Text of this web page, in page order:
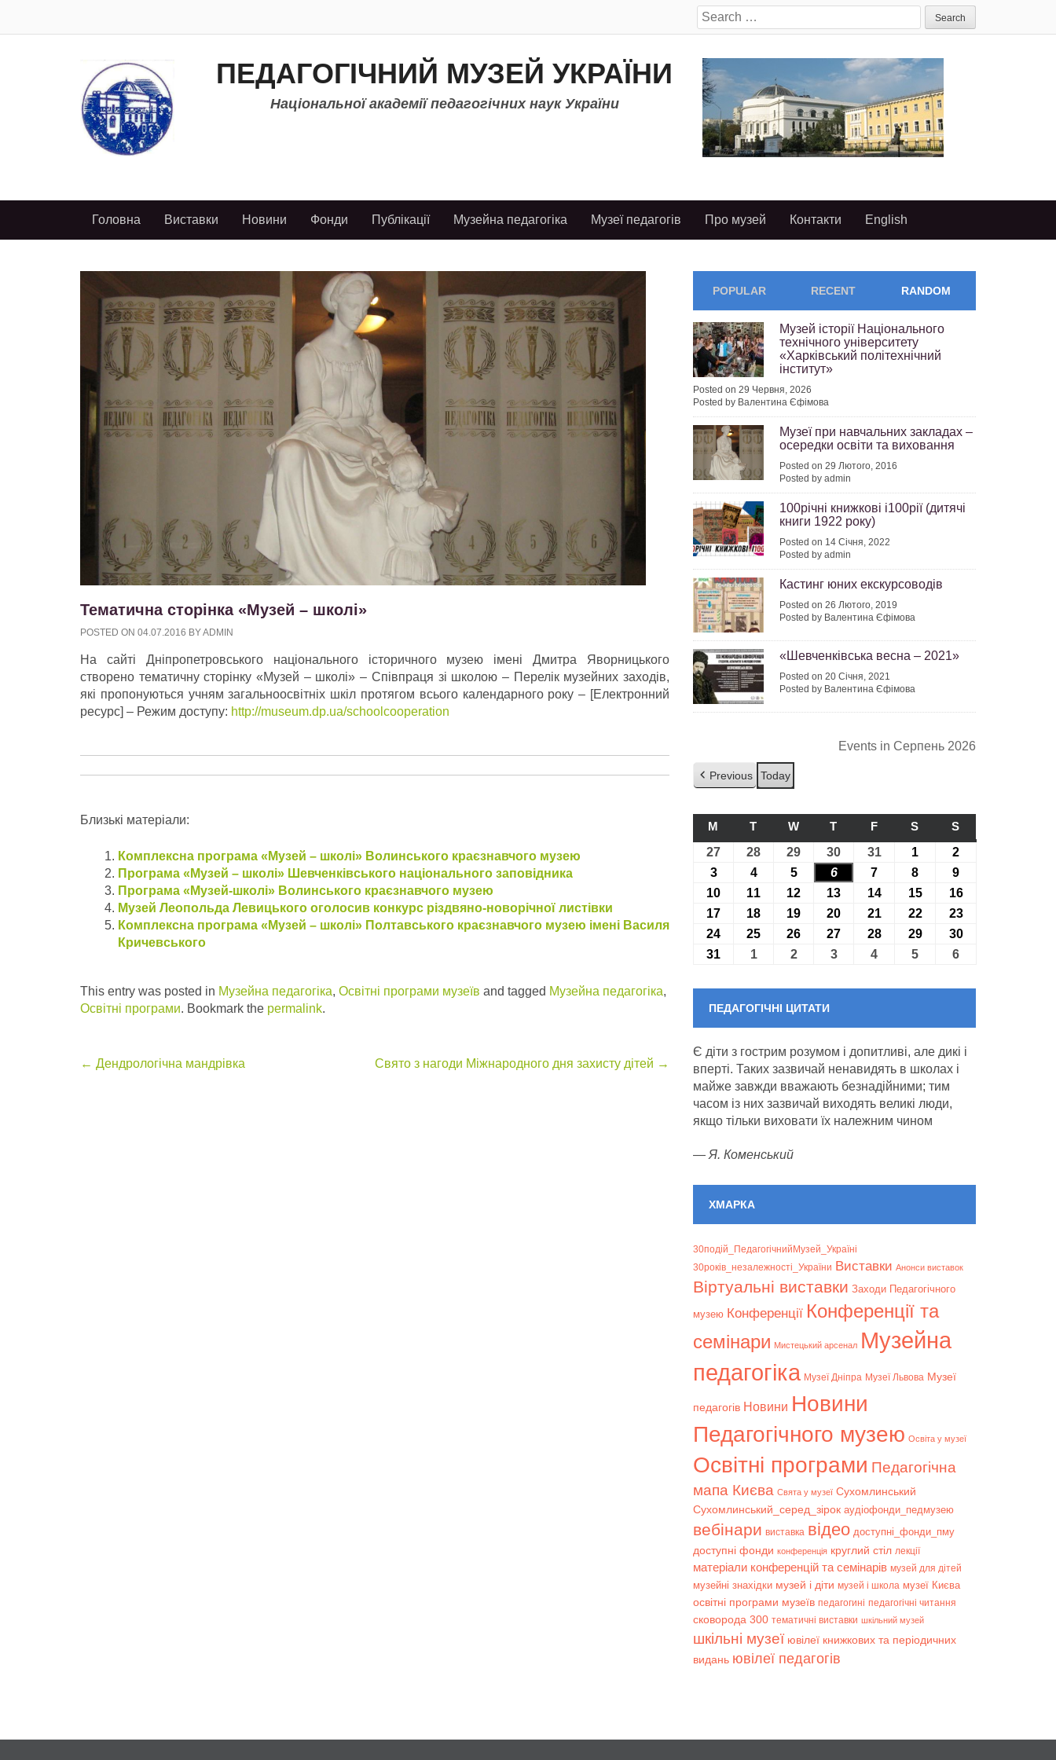
Search
for:
ПЕДАГОГІЧНИЙ МУЗЕЙ УКРАЇНИ
Національної академії педагогічних наук України
Головна Виставки Новини Фонди Публікації Музейна педагогіка Музеї педагогів Про музей Контакти English
Тематична сторінка «Музей – школі»
POSTED ON 04.07.2016 BYADMIN
На сайті Дніпропетровського національного історичного музею імені Дмитра Яворницького
створено тематичну сторінку «Музей – школі» – Співпраця зі школою – Перелік музейних заходів,
які пропонуються учням загальноосвітніх шкіл протягом всього календарного року – [Електронний
ресурс] – Режим доступу: http://museum.dp.ua/schoolcooperation
Близькі матеріали:
Комплексна програма «Музей – школі» Волинського краєзнавчого музею
Програма «Музей – школі» Шевченківського національного заповідника
Програма «Музей-школі» Волинського краєзнавчого музею
Музей Леопольда Левицького оголосив конкурс різдвяно-новорічної листівки
Комплексна програма «Музей – школі» Полтавського краєзнавчого музею імені Василя
Кричевського
This entry was posted in Музейна педагогіка, Освітні програми музеїв and tagged Музейна педагогіка,
Освітні програми. Bookmark the permalink.
Post
← Дендрологічна мандрівка Свято з нагоди Міжнародного дня захисту дітей →
POPULAR RECENT RANDOM
Музей історії Національного
технічного університету
«Харківський політехнічний
інститут»
Posted on 29 Червня, 2026
Posted by Валентина Єфімова
Музеї при навчальних закладах –
осередки освіти та виховання
Posted on 29 Лютого, 2016
Posted by admin
100річні книжкові і100рії (дитячі
книги 1922 року)
Posted on 14 Січня, 2022
Posted by admin
Кастинг юних екскурсоводів
Posted on 26 Лютого, 2019
Posted by Валентина Єфімова
«Шевченківська весна – 2021»
Posted on 20 Січня, 2021
Posted by Валентина Єфімова
Events in Серпень 2026
Previous Today
M ПОНЕДІЛОК
T ВІВТОРОК
WСЕРЕДА
T ЧЕТВЕР
FП’ЯТНИЦЯ
S СУБОТА
S
27 27.07.2026
28 28.07.2026
29 29.07.2026
30 30.07.2026
3131.07.2026
1 01.08.2026
2
303.08.2026
404.08.2026
505.08.2026
606.08.2026
7 07.08.2026
8 08.08.2026
9
10 10.08.2026
11 11.08.2026
12 12.08.2026
13 13.08.2026
1414.08.2026
1515.08.2026
1616.08.2026
17 17.08.2026
18 18.08.2026
19 19.08.2026
20 20.08.2026
2121.08.2026
2222.08.2026
2323.08.2026
24 24.08.2026
25 25.08.2026
26 26.08.2026
27 27.08.2026
2828.08.2026
2929.08.2026
3030.08.2026
31 31.08.2026
101.09.2026
202.09.2026
303.09.2026
4 04.09.2026
5 05.09.2026
6
ПЕДАГОГІЧНІ ЦИТАТИ
Є діти з гострим розумом і допитливі, але дикі і
вперті. Таких зазвичай ненавидять в школах і
майже завжди вважають безнадійними; тим
часом із них зазвичай виходять великі люди,
якщо тільки виховати їх належним чином
— Я. Коменський
ХМАРКА
30подій_ПедагогічнийМузей_Україні
30років_незалежності_України Bиставки Анонси виставок
Віртуальні виставки Заходи Педагогічного
музею Конференції Конференції та
семінари Мистецький арсенал Музейна
педагогіка Музеї Дніпра Музеї Львова Музеї
педагогів Новини Новини
Педагогічного музею Освіта у музеї
Освітні програми Педагогічна
мапа Києва Свята у музеї Сухомлинський
Сухомлинський_серед_зірок аудіофонди_педмузею
вебінари виставка відео доступні_фонди_пму
доступні фонди конференція круглий стіл лекції
матеріали конференцій та семінарів музей для дітей
музейні знахідки музей і діти музей і школа музеї Києва
освітні програми музеїв педагогині педагогічні читання
сковорода 300 тематичні виставки шкільний музей
шкільні музеї ювілеї книжкових та періодичних
видань ювілеї педагогів